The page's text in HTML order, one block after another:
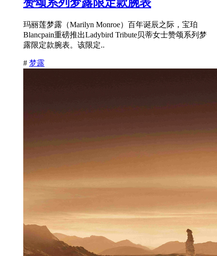
玛丽莲梦露（Marilyn Monroe）百年诞辰之际，宝珀
Blancpain重磅推出Ladybird Tribute贝蒂女士赞颂系列梦
露限定款腕表。该限定..
# 梦露